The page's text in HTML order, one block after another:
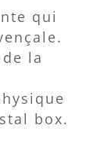
qui
la
box.